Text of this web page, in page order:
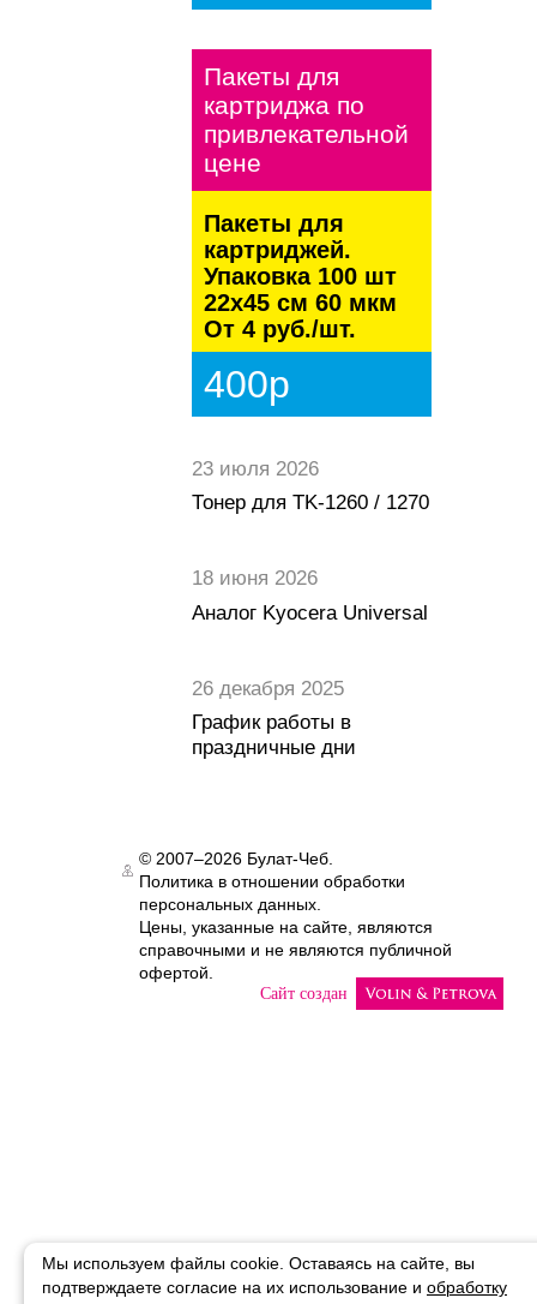
Пакеты для
картриджа по
привлекательной
цене
Пакеты для
картриджей.
Упаковка 100 шт
22х45 см 60 мкм
От 4 руб./шт.
400р
23 июля 2026
Тонер для TK-1260 / 1270
18 июня 2026
Аналог Kyocera Universal
26 декабря 2025
График работы в
праздничные дни
Сайт создан
© 2007–2026 Булат-Чеб.
Политика в отношении обработки
персональных данных.
Цены, указанные на сайте, являются
справочными и не являются публичной
офертой.
Authorization
Мы используем файлы cookie. Оставаясь на сайте, вы
подтверждаете согласие на их использование и обработку